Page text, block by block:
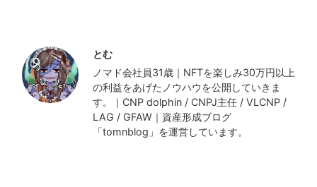
とむ
ノマド会社員31歳｜NFTを楽しみ30万円以上
の利益をあげたノウハウを公開していきま
す。｜CNP dolphin / CNPJ主任 / VLCNP /
LAG / GFAW｜資産形成ブログ
「tomnblog」を運営しています。